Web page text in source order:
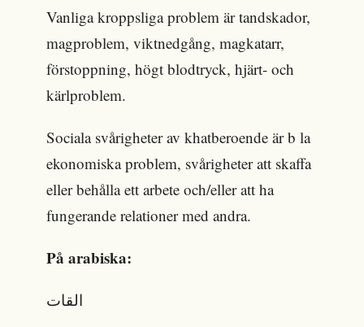
Vanliga kroppsliga problem är tandskador,
magproblem, viktnedgång, magkatarr,
förstoppning, högt blodtryck, hjärt- och
kärlproblem.
Sociala svårigheter av khatberoende är b la
ekonomiska problem, svårigheter att skaffa
eller behålla ett arbete och/eller att ha
fungerande relationer med andra.
På arabiska:
القات